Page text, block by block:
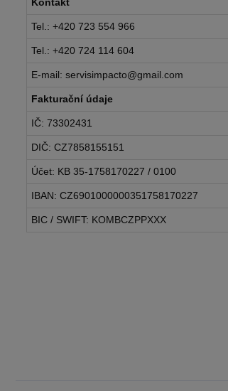
Tel.: +420 723 554 966
Tel.: +420 724 114 604
E-mail: servisimpacto@gmail.com
Fakturační údaje
IČ: 73302431
DIČ: CZ7858155151
Účet: KB 35-1758170227 / 0100
IBAN: CZ6901000000351758170227
BIC / SWIFT: KOMBCZPPXXX